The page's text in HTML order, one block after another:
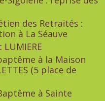
des Retraités :
à La Séauve
à la Maison
(5 place de
à Sainte